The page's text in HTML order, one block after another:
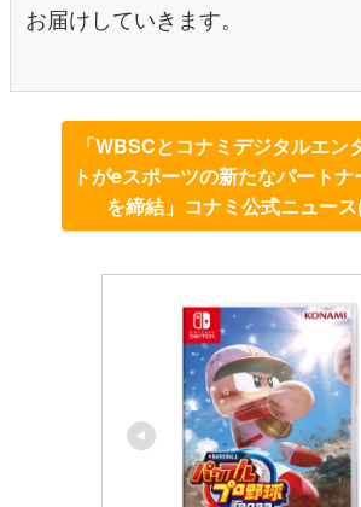
お届けしていきます。
「WBSCとコナミデジタルエン
トがeスポーツの新たなパート
を締結」コナミ公式ニュー